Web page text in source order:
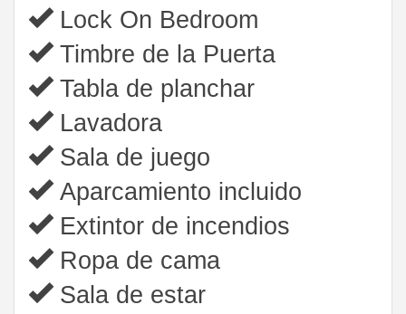
Lock On Bedroom
Timbre de la Puerta
Tabla de planchar
Lavadora
Sala de juego
Aparcamiento incluido
Extintor de incendios
Ropa de cama
Sala de estar